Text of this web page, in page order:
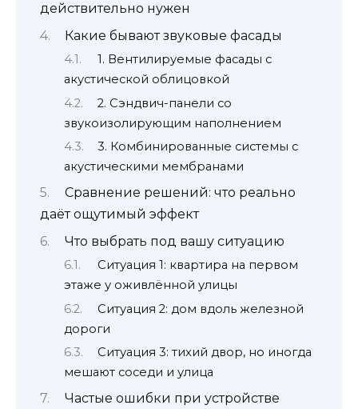
действительно нужен
Какие бывают звуковые фасады
1. Вентилируемые фасады с
акустической облицовкой
2. Сэндвич-панели со
звукоизолирующим наполнением
3. Комбинированные системы с
акустическими мембранами
Сравнение решений: что реально
даёт ощутимый эффект
Что выбрать под вашу ситуацию
Ситуация 1: квартира на первом
этаже у оживлённой улицы
Ситуация 2: дом вдоль железной
дороги
Ситуация 3: тихий двор, но иногда
мешают соседи и улица
Частые ошибки при устройстве